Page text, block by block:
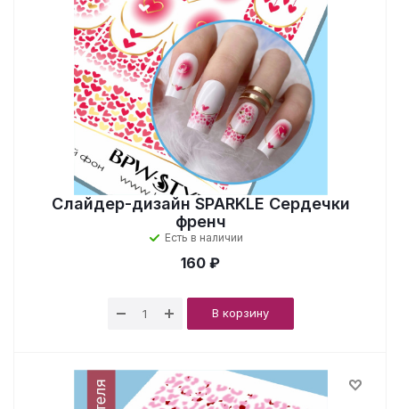
Слайдер-дизайн SPARKLE Сердечки
френч
Есть в наличии
160 ₽
В корзину